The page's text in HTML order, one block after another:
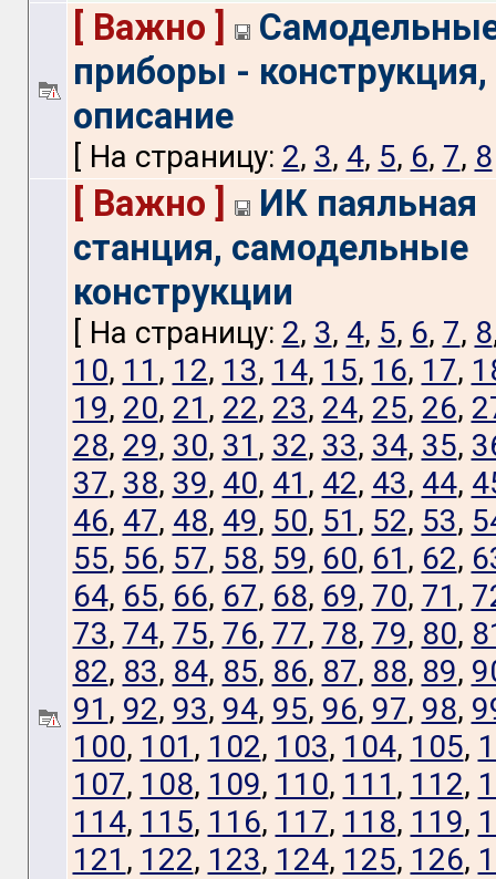
[ Важно ]
приборы - конструкция,
описание
[ На страницу: 2, 3, 4, 5, 6, 7, 8
[ Важно ]
ИК паяльная
станция, самодельные
конструкции
[ На страницу: 2, 3, 4, 5, 6, 7, 8
10, 11 , 12, 13, 14, 15, 16, 17,
19, 20, 21 , 22, 23, 24, 25, 26,
28, 29, 30, 31 , 32, 33, 34, 35,
37, 38, 39, 40, 41 , 42, 43, 44,
46, 47, 48, 49, 50, 51 , 52, 53,
55, 56, 57, 58, 59, 60, 61 , 62,
64, 65, 66, 67, 68, 69, 70, 71 ,
73, 74, 75, 76, 77, 78, 79, 80,
82, 83, 84, 85, 86, 87, 88, 89,
91 , 92, 93, 94, 95, 96, 97, 98,
100, 101 , 102, 103, 104, 105,
107, 108, 109, 110, 111 , 112,
114, 115, 116, 117, 118, 119,
121 , 122, 123, 124, 125, 126,